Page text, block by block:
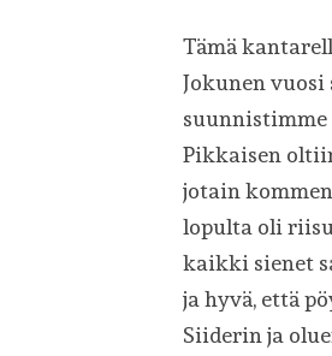
Tämä
Jokunen
suunnistimme
Pikkaisen
jotain
lopulta oli
kaikki sienet
ja hyvä, että
Siiderin ja